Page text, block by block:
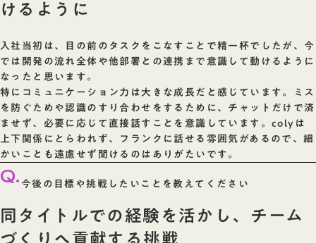
けるように
入社当初は、目の前のタスクをこなすことで精一杯でしたが、今
では開発の流れ全体や他部署との連携まで意識して動けるように
なったと思います。
特にコミュニケーション力は大きな成長だと感じています。ミス
を防ぐためや認識のすり合わせをするために、チャットだけで済
ませず、必要に応じて直接話すことを意識しています。colyは
上下関係にとらわれず、フランクに話せる雰囲気があるので、細
かいことも遠慮せず聞けるのはありがたいです。
Q. 今後の目標や挑戦したいことを教えてください
同タイトルでの経験を活かし、チーム
づくりへ貢献する挑戦